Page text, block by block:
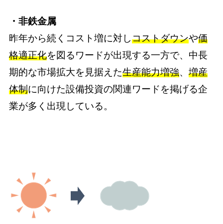
・非鉄金属
昨年から続くコスト増に対しコストダウンや価
格適正化を図るワードが出現する一方で、中長
期的な市場拡大を見据えた生産能力増強、 増産
体制に向けた設備投資の関連ワードを掲げる企
業が多く出現している。